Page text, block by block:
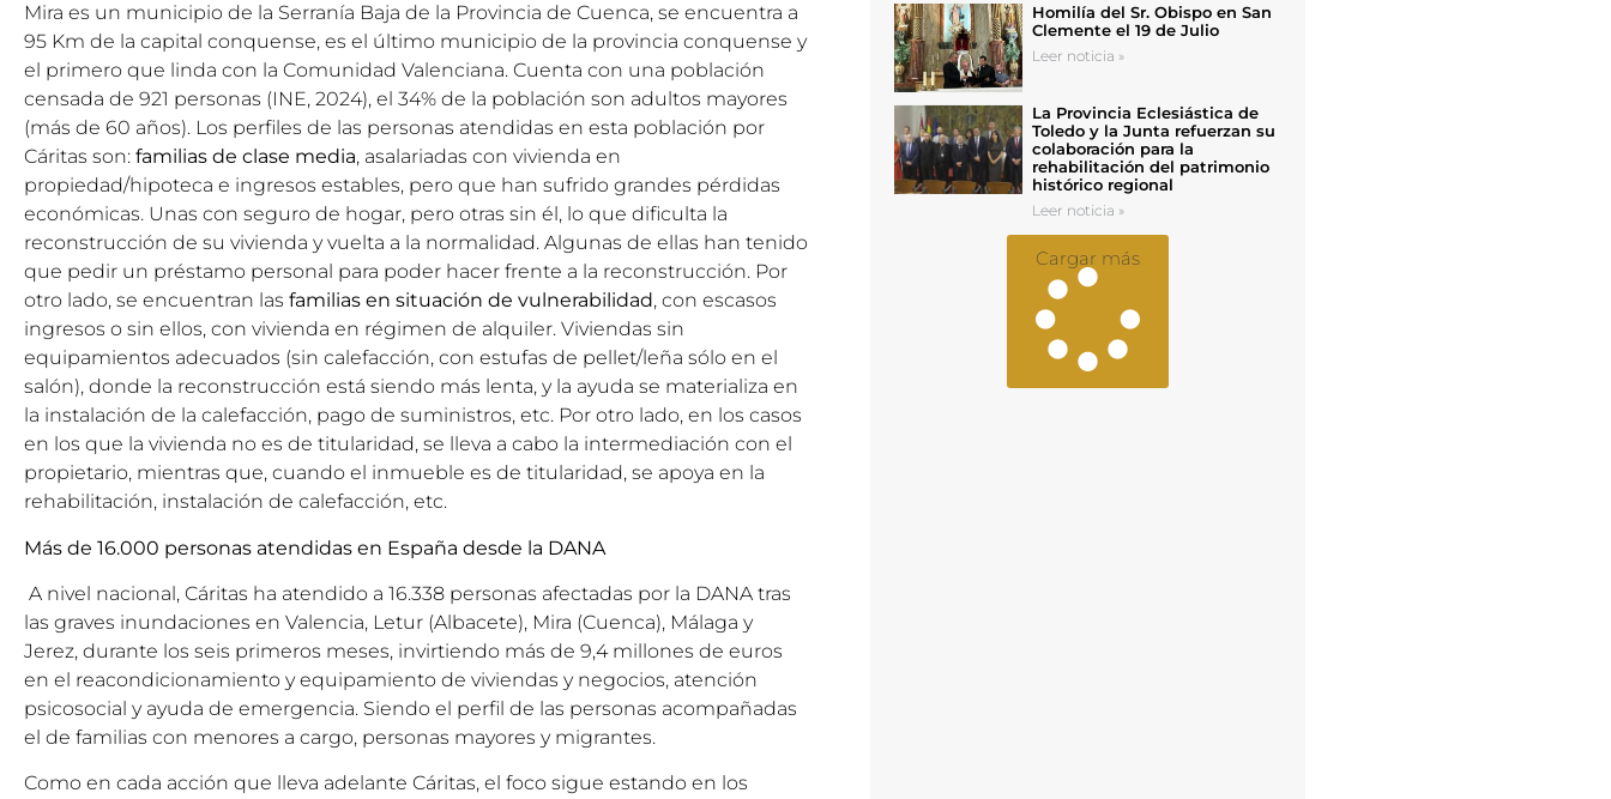
Mira es un municipio de la Serranía Baja de la Provincia de Cuenca, se encuentra a
95 Km de la capital conquense, es el último municipio de la provincia conquense y
el primero que linda con la Comunidad Valenciana. Cuenta con una población
censada de 921 personas (INE, 2024), el 34% de la población son adultos mayores
(más de 60 años). Los perfiles de las personas atendidas en esta población por
Cáritas son: familias de clase media, asalariadas con vivienda en
propiedad/hipoteca e ingresos estables, pero que han sufrido grandes pérdidas
económicas. Unas con seguro de hogar, pero otras sin él, lo que dificulta la
reconstrucción de su vivienda y vuelta a la normalidad. Algunas de ellas han tenido
que pedir un préstamo personal para poder hacer frente a la reconstrucción. Por
otro lado, se encuentran las familias en situación de vulnerabilidad, con escasos
ingresos o sin ellos, con vivienda en régimen de alquiler. Viviendas sin
equipamientos adecuados (sin calefacción, con estufas de pellet/leña sólo en el
salón), donde la reconstrucción está siendo más lenta, y la ayuda se materializa en
la instalación de la calefacción, pago de suministros, etc. Por otro lado, en los casos
en los que la vivienda no es de titularidad, se lleva a cabo la intermediación con el
propietario, mientras que, cuando el inmueble es de titularidad, se apoya en la
rehabilitación, instalación de calefacción, etc.
Más de 16.000 personas atendidas en España desde la DANA
A nivel nacional, Cáritas ha atendido a 16.338 personas afectadas por la DANA tras
las graves inundaciones en Valencia, Letur (Albacete), Mira (Cuenca), Málaga y
Jerez, durante los seis primeros meses, invirtiendo más de 9,4 millones de euros
en el reacondicionamiento y equipamiento de viviendas y negocios, atención
psicosocial y ayuda de emergencia. Siendo el perfil de las personas acompañadas
el de familias con menores a cargo, personas mayores y migrantes.
Como en cada acción que lleva adelante Cáritas, el foco sigue estando en los
Homilía del Sr. Obispo en San
Clemente el 19 de Julio
Leer noticia »
La Provincia Eclesiástica de
Toledo y la Junta refuerzan su
colaboración para la
rehabilitación del patrimonio
histórico regional
Leer noticia »
Cargar más